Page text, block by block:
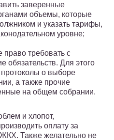
заверенные
объемы, которые
и указать тарифы,
уровне;
право требовать с
обязательств. Для этого
о выборе
а также прочие
на общем собрании.
и хлопот,
оплату за
Также желательно не